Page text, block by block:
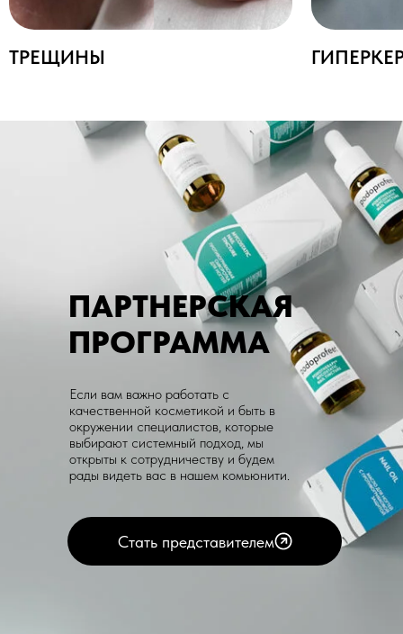
ПАРТНЕРСКАЯ
ПРОГРАММА
Если вам важно работать с
качественной косметикой и быть в
окружении специалистов, которые
выбирают системный подход, мы
открыты к сотрудничеству и будем
рады видеть вас в нашем комьюнити.
Стать представителем